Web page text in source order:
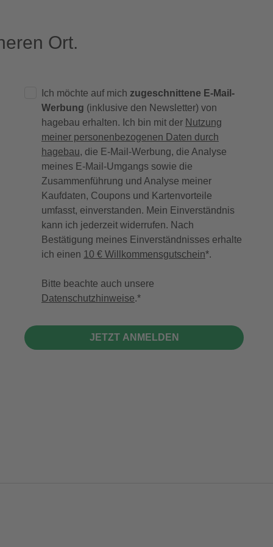
Ort.
Ich möchte auf mich zugeschnittene E-Mail-
Werbung (inklusive den Newsletter) von
hagebau erhalten. Ich bin mit der Nutzung
meiner personenbezogenen Daten durch
hagebau, die E-Mail-Werbung, die Analyse
meines E-Mail-Umgangs sowie die
Zusammenführung und Analyse meiner
Kaufdaten, Coupons und Kartenvorteile
umfasst, einverstanden. Mein Einverständnis
kann ich jederzeit widerrufen. Nach
Bestätigung meines Einverständnisses erhalte
ich einen 10 € Willkommensgutschein*.
Bitte beachte auch unsere
Datenschutzhinweise.
JETZT ANMELDEN